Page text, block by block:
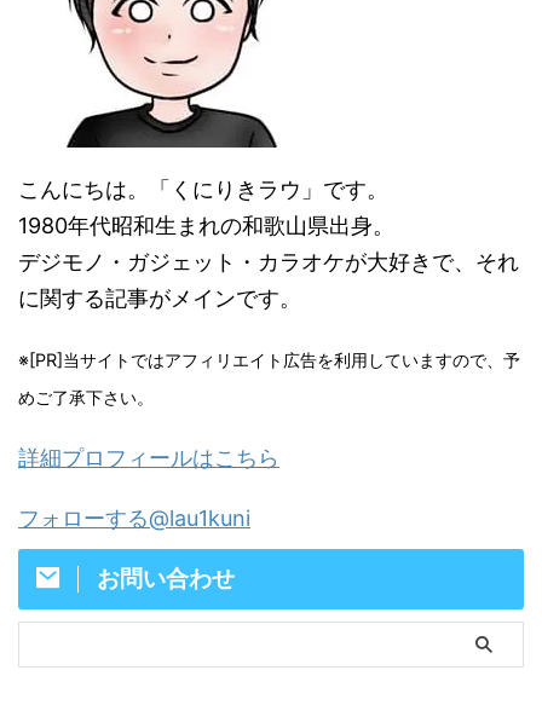
こんにちは。「くにりきラウ」です。
1980年代昭和生まれの和歌山県出身。
デジモノ・ガジェット・カラオケが大好きで、それ
に関する記事がメインです。
※[PR]当サイトではアフィリエイト広告を利用していますので、予
めご了承下さい。
詳細プロフィールはこちら
フォローする@lau1kuni
お問い合わせ